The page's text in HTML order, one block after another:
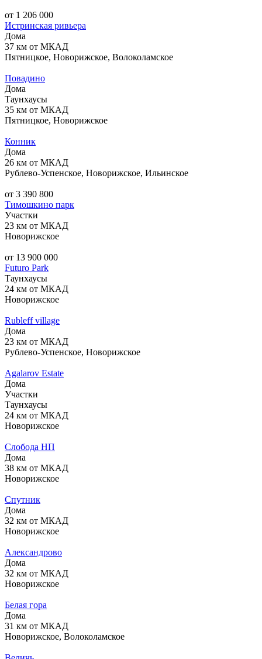
от 1 206 000
Истринская ривьера
Дома
37 км от МКАД
Пятницкое, Новорижское, Волоколамское
Повадино
Дома
Таунхаусы
35 км от МКАД
Пятницкое, Новорижское
Конник
Дома
26 км от МКАД
Рублево-Успенское, Новорижское, Ильинское
от 3 390 800
Тимошкино парк
Участки
23 км от МКАД
Новорижское
от 13 900 000
Futuro Park
Таунхаусы
24 км от МКАД
Новорижское
Rubleff village
Дома
23 км от МКАД
Рублево-Успенское, Новорижское
Agalarov Estate
Дома
Участки
Таунхаусы
24 км от МКАД
Новорижское
Слобода НП
Дома
38 км от МКАД
Новорижское
Спутник
Дома
32 км от МКАД
Новорижское
Александрово
Дома
32 км от МКАД
Новорижское
Белая гора
Дома
31 км от МКАД
Новорижское, Волоколамское